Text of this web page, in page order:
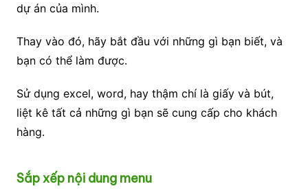
dự án của mình.
Thay vào đó, hãy bắt đầu với những gì bạn biết, và
bạn có thể làm được.
Sử dụng excel, word, hay thậm chí là giấy và bút,
liệt kê tất cả những gì bạn sẽ cung cấp cho khách
hàng.
Sắp xếp nội dung menu